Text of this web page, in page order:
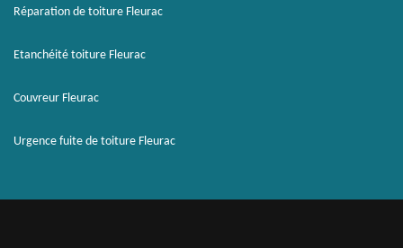
Réparation de toiture Fleurac
Etanchéité toiture Fleurac
Couvreur Fleurac
Urgence fuite de toiture Fleurac